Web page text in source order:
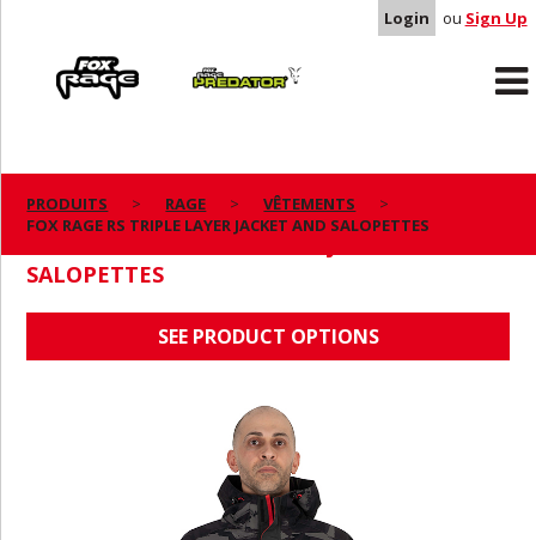
Login ou Sign Up
Predator
PRODUITS RAGE
VÊTEMENTS
FOX RAGE RS TRIPLE LAYER JACKET AND SALOPETTES
SALOPETTES
SEE PRODUCT OPTIONS